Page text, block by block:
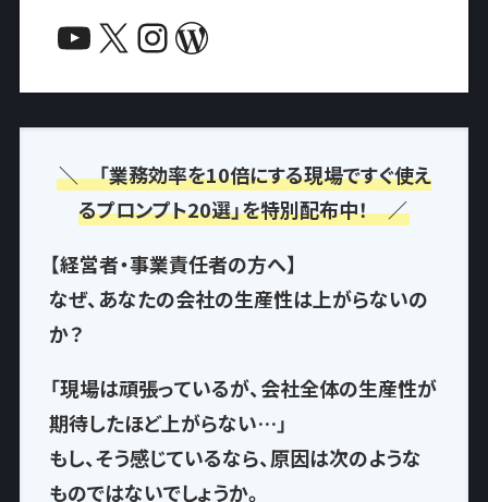
YouTube X InstagramWordPress
＼ 「業務効率を10倍にする現場ですぐ使え
るプロンプト20選」を特別配布中！ ／
【経営者・事業責任者の方へ】
なぜ、あなたの会社の生産性は上がらないの
か？
「現場は頑張っているが、会社全体の生産性が
期待したほど上がらない…」
もし、そう感じているなら、原因は次のような
ものではないでしょうか。